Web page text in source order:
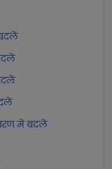
में बदलें